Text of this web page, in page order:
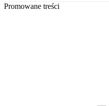
Promowane treści